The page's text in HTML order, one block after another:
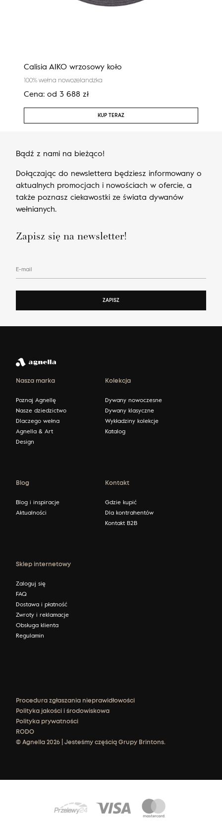
Calisia AIKO wrzosowy koło
100% wełna nowozelandzka
Cena: od 3 688 zł
KUP TERAZ
Bądź z nami na bieżąco!
Dołączając do newslettera będziesz informowany o
aktualnych promocjach i nowościach w ofercie, a
także poznasz ciekawostki ze świata dywanów
wełnianych.
Zapisz się na newsletter!
E-mail
ZAPISZ
Nasza marka
Poznaj Agnellę
Nasze dziedzictwo
Dlaczego wełna
Agnella & Art
Design
Kolekcja
Dywany nowoczesne
Dywany klasyczne
Wykładziny kolekcje
Katalog
Blog
Blog i inspiracje
Aktualności
Kontakt
Gdzie kupić
Dla kontrahentów
Kontakt B2B
Sklep internetowy
Zaloguj się
FAQ
Dostawa i płatność
Zwroty i reklamacje
Obsługa klienta
Regulamin
Procedura zgłaszania nieprawidłowości
Polityka jakości i środowiskowa
Polityka prywatności
RODO
© Agnella 2026 | Jesteśmy częścią Grupy Brintons.